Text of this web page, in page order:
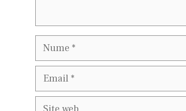
Nume
Email
Site